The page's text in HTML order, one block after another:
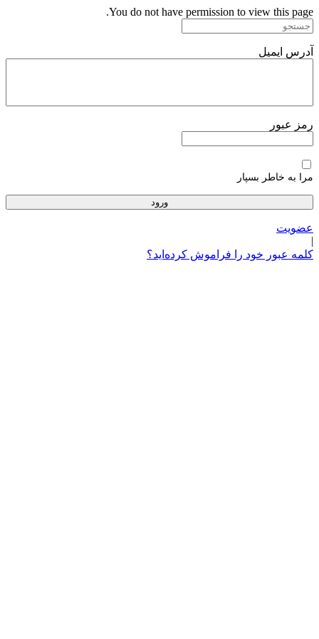
پرش
به
You do not have permission to view this page.
آدرس ایمیل
رمز عبور
مرا به خاطر بسپار
عضویت
|
کلمه عبور خود را فراموش کرده‌اید؟